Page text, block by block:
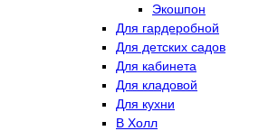
Экошпон
Для гардеробной
Для детских садов
Для кабинета
Для кладовой
Для кухни
В Холл